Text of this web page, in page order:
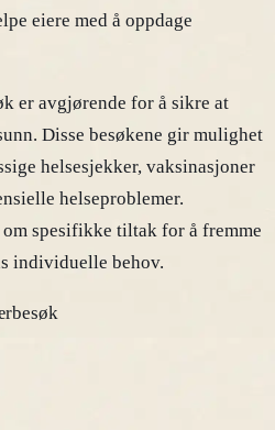
eiere med å oppdage
er avgjørende for å sikre at
Disse besøkene gir mulighet
helsesjekker, vaksinasjoner
helseproblemer.
spesifikke tiltak for å fremme
individuelle behov.